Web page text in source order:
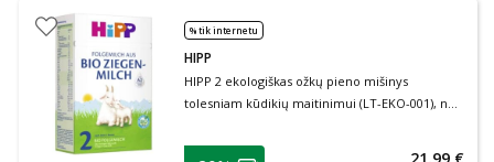
% tik internetu
HIPP
HIPP 2 ekologiškas ožkų pieno mišinys
tolesniam kūdikių maitinimui (LT-EKO-001), nuo
patarimas